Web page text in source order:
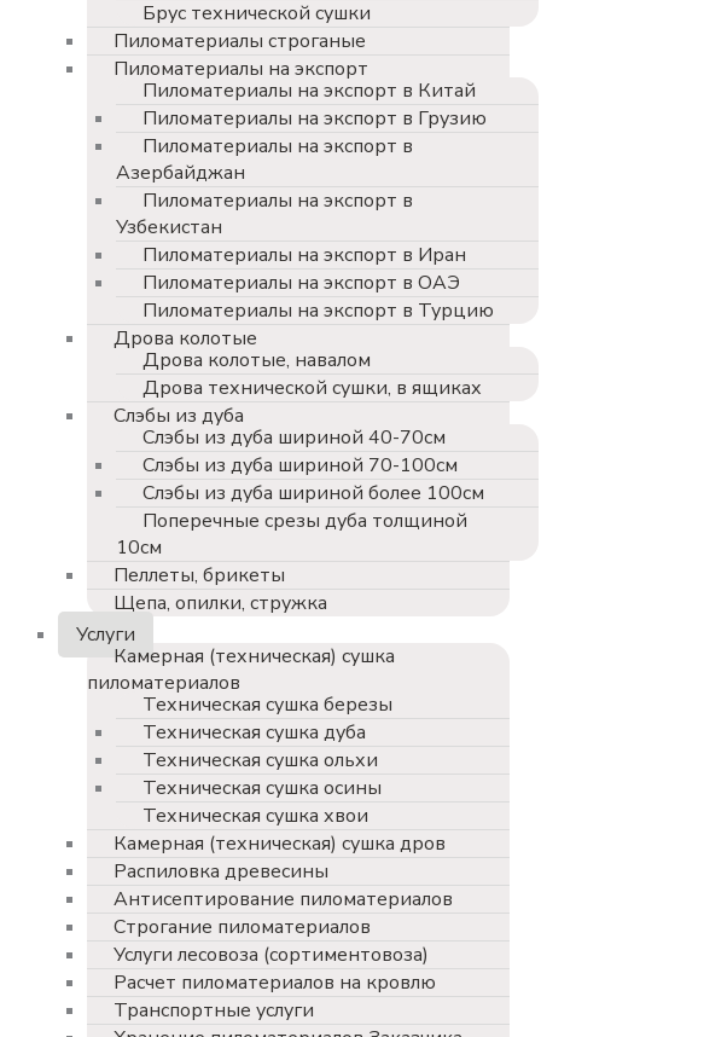
Брус технической сушки
Пиломатериалы строганые
Пиломатериалы на экспорт
Пиломатериалы на экспорт в Китай
Пиломатериалы на экспорт в Грузию
Пиломатериалы на экспорт в
Азербайджан
Пиломатериалы на экспорт в
Узбекистан
Пиломатериалы на экспорт в Иран
Пиломатериалы на экспорт в ОАЭ
Пиломатериалы на экспорт в Турцию
Дрова колотые
Дрова колотые, навалом
Дрова технической сушки, в ящиках
Слэбы из дуба
Слэбы из дуба шириной 40-70см
Слэбы из дуба шириной 70-100см
Слэбы из дуба шириной более 100см
Поперечные срезы дуба толщиной
10см
Пеллеты, брикеты
Щепа, опилки, стружка
Услуги
Камерная (техническая) сушка
пиломатериалов
Техническая сушка березы
Техническая сушка дуба
Техническая сушка ольхи
Техническая сушка осины
Техническая сушка хвои
Камерная (техническая) сушка дров
Распиловка древесины
Антисептирование пиломатериалов
Строгание пиломатериалов
Услуги лесовоза (сортиментовоза)
Расчет пиломатериалов на кровлю
Транспортные услуги